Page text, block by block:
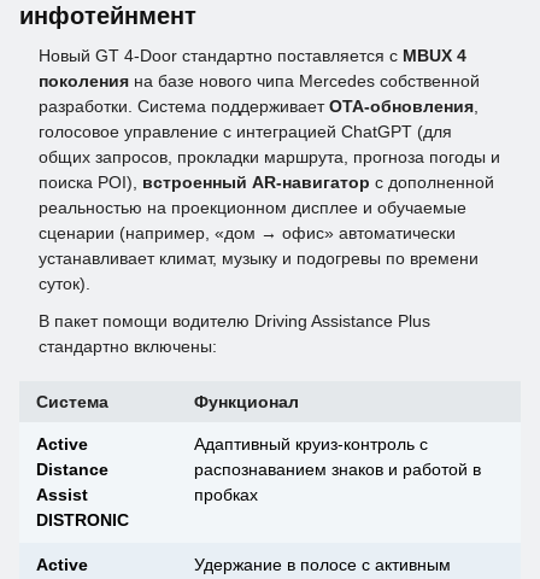
инфотейнмент
Новый GT 4-Door стандартно поставляется с MBUX 4
поколения на базе нового чипа Mercedes собственной
разработки. Система поддерживаетOTA-обновления,
голосовое управление с интеграцией ChatGPT (для
общих запросов, прокладки маршрута, прогноза погоды и
поиска POI), встроенный AR-навигатор с дополненной
реальностью на проекционном дисплее и обучаемые
сценарии (например, «дом → офис» автоматически
устанавливает климат, музыку и подогревы по времени
суток).
В пакет помощи водителю Driving Assistance Plus
стандартно включены:
Система Функционал
Active
Distance
Assist
DISTRONIC
Адаптивный круиз-контроль с
распознаванием знаков и работой в
пробках
Active
Удержание в полосе с активным